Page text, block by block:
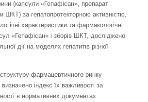
(капсули «Гепафісан», препарат
ШКТ) за гепатопротекторною активністю,
характеристики та фармакологічні
«Гепафісан» і зборів ШКТ, досліджено
дії на моделях гепатитів різної
фармацевтичного ринку
індекс їх важливості за
в нормативних документах